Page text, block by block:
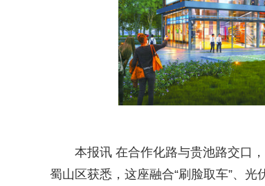
本报讯 在合作化路与贵池路交口，
蜀山区获悉，这座融合“刷脸取车”、